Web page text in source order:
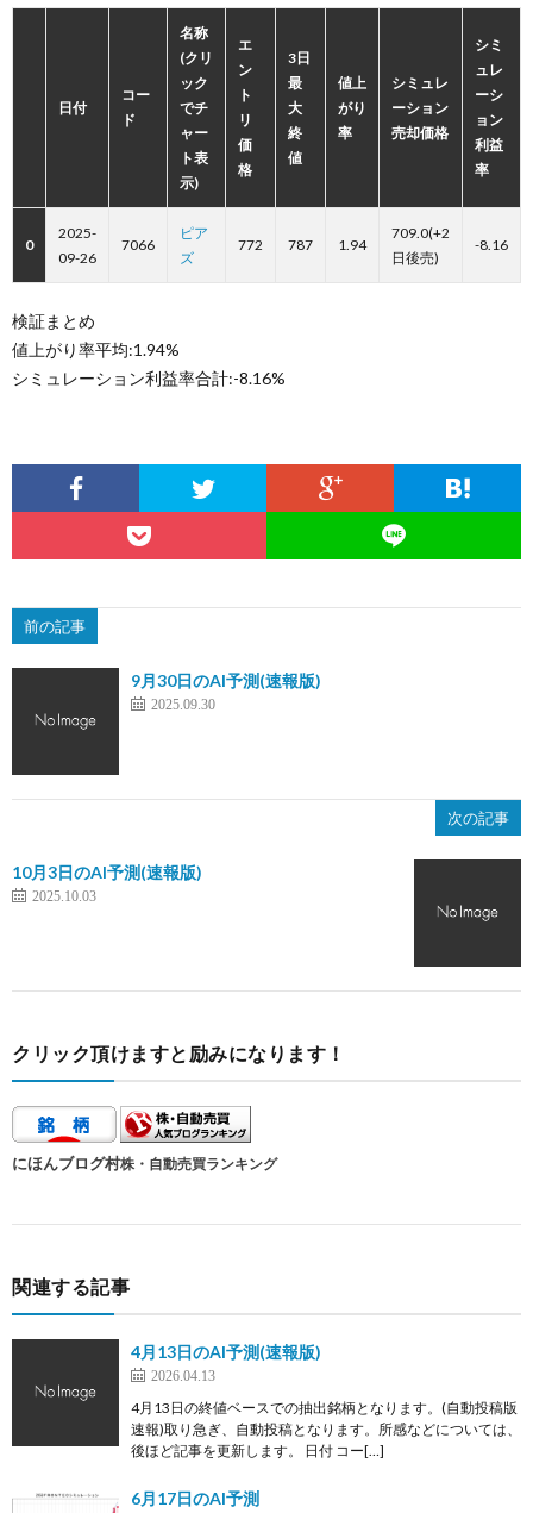
日付
コー
ド
名称
(クリ
ック
でチ
ャー
ト表
示)
エ
ン
ト
リ
価
格
3日
最
大
終
値
値上
がり
率
シミュレ
ーション
売却価格
シミ
ュレ
ーシ
ョン
利益
率
0
2025-
09-26
7066
ピア
ズ
772 787 1.94
709.0(+2
日後売)
-8.16
検証まとめ
値上がり率平均:1.94%
シミュレーション利益率合計:-8.16%
前の記事
9月30日のAI予測(速報版)
2025.09.30
次の記事
10月3日のAI予測(速報版)
2025.10.03
クリック頂けますと励みになります！
にほんブログ村株・自動売買ランキング
関連する記事
4月13日のAI予測(速報版)
2026.04.13
4月13日の終値ベースでの抽出銘柄となります。(自動投稿版
速報)取り急ぎ、自動投稿となります。所感などについては、
後ほど記事を更新します。 日付 コー[…]
6月17日のAI予測